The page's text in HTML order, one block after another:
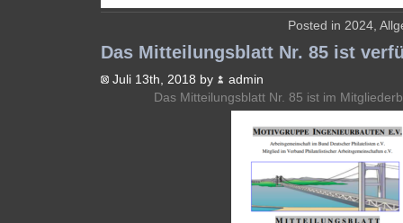
Posted in 2024,
Das Mitteilungsblatt Nr. 85 ist
Juli 13th, 2018 by
admin
Das Mitteilungsblatt Nr. 85 ist im